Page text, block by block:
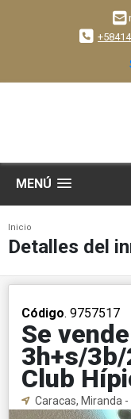
MENÚ
Inicio
Detalles del
Código. 9757517
Se
3h+s/
Club
Caracas, Miranda